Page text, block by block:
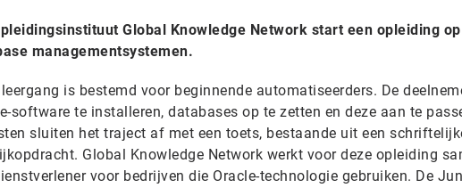
Global Knowledge Network start een opleiding
managementsystemen.
leergang is bestemd voor beginnende automatiseerders. De
software te installeren, databases op te zetten en deze aan te
sluiten het traject af met een toets, bestaande uit een
Global Knowledge Network werkt voor deze opleiding
voor bedrijven die Oracle-technologie gebruiken. De